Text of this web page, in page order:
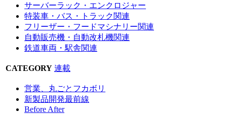
サーバーラック・エンクロジャー
特装車・バス・トラック関連
フリーザー・フードマシナリー関連
自動販売機・自動改札機関連
鉄道車両・駅舎関連
CATEGORY 連載
営業、丸ごとフカボリ
新製品開発最前線
Before After